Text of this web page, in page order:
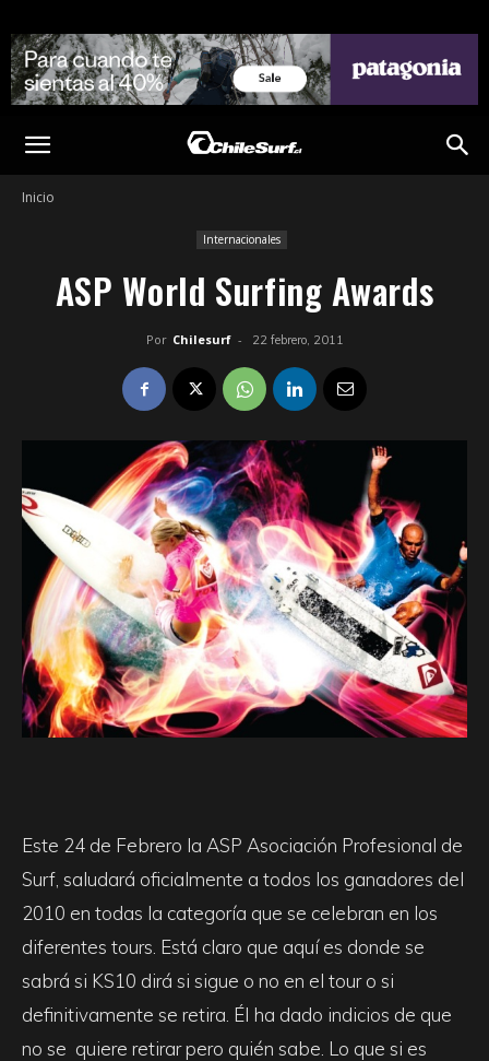
Inicio
Internacionales
ASP World Surfing Awards
Por Chilesurf - 22 febrero, 2011
Este 24 de Febrero la ASP Asociación Profesional de
Surf, saludará oficialmente a todos los ganadores del
2010 en todas la categoría que se celebran en los
diferentes tours. Está claro que aquí es donde se
sabrá si KS10 dirá si sigue o no en el tour o si
definitivamente se retira. Él ha dado indicios de que
no se quiere retirar pero quién sabe. Lo que si es